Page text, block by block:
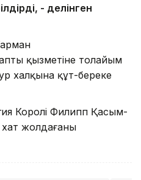
- делінген
қызметіне толайым
халқына құт-береке
Королі Филипп Қасым-
жолдағаны